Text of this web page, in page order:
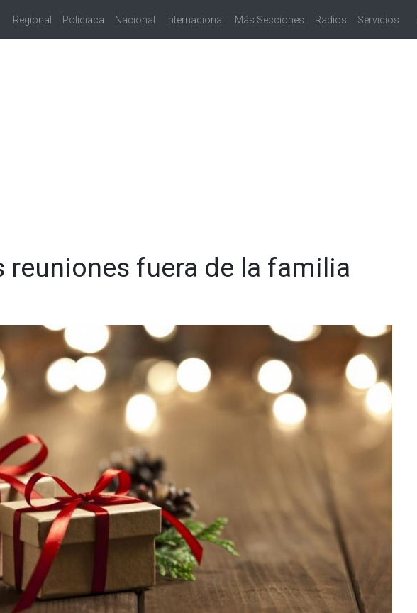
Regional Policiaca Nacional Internacional Más Secciones Radios Servicios
reuniones fuera de la familia